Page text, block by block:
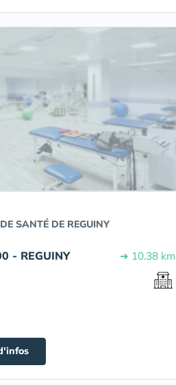
SANTÉ DE REGUINY
- REGUINY ➔ 10.38 km